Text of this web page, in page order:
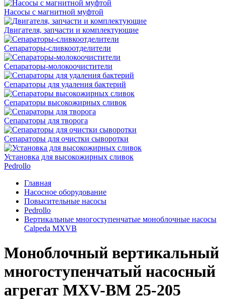
Насосы с магнитной муфтой
Двигателя, запчасти и комплектующие
Сепараторы-сливкоотделители
Сепараторы-молокоочистители
Сепараторы для удаления бактерий
Сепараторы высокожирных сливок
Сепараторы для творога
Сепараторы для очистки сыворотки
Установка для высокожирных сливок
Pedrollo
Главная
Насосное оборудование
Повысительные насосы
Pedrollo
Вертикальные многоступенчатые моноблочные насосы
Calpeda MXVB
Моноблочный вертикальный
многоступенчатый насосный
агрегат MXV-BM 25-205